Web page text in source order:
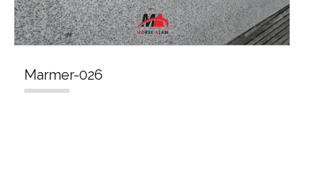
Marmer-026